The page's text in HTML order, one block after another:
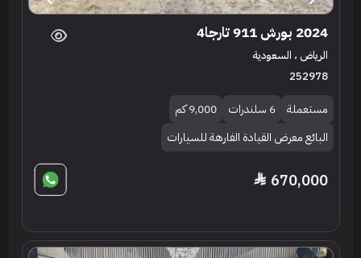
2024 بورش 911 تارجا4
الرياض ، السعودية
252978
مستعملة 6 سلندرات
9,000 كم
البائع معرض القيادة الفارهة للسيارات
670,000